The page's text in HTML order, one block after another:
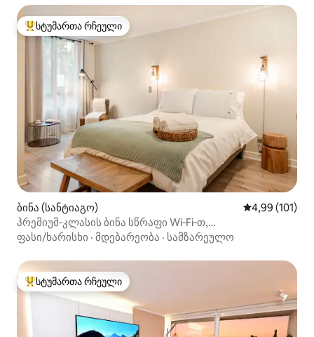
სტუმართა რჩეული მოწინავე ვარიანტი
სტუმართა რჩეული
ბინა (სანტიაგო) საშუალო
4,99 (101)
პრემიუმ‑კლასის ბინა სწრაფი Wi‑Fi‑თ,
კონდიციონერით, გრძელვადიანი სტუმრობისთვის
ფასი/ხარისხი · მდებარეობა · სამზარეულო
სტუმართა რჩეული მოწინავე ვარიანტი
სტუმართა რჩეული